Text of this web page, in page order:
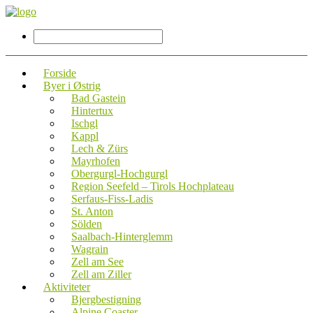
Forside
Byer i Østrig
Bad Gastein
Hintertux
Ischgl
Kappl
Lech & Zürs
Mayrhofen
Obergurgl-Hochgurgl
Region Seefeld – Tirols Hochplateau
Serfaus-Fiss-Ladis
St. Anton
Sölden
Saalbach-Hinterglemm
Wagrain
Zell am See
Zell am Ziller
Aktiviteter
Bjergbestigning